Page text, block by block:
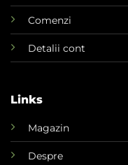
Comenzi
Detalii cont
Links
Magazin
Despre